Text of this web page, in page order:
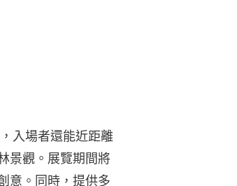
入場者還能近距離
景觀。展覽期間將
意。同時，提供多